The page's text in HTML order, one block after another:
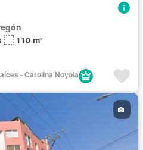
110 m²
- Carolina Noyola